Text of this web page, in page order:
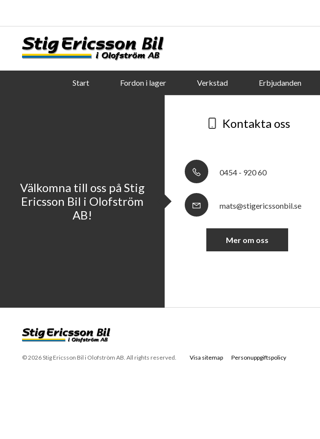
Start Fordon i lager Verkstad Erbjudanden
Välkomna till oss på Stig
Ericsson Bil i Olofström
AB!
Kontakta oss
0454 - 920 60
mats@stigericssonbil.se
Mer om oss
© 2026 Stig Ericsson Bil i Olofström AB. All rights reserved. Visa sitemap Personuppgiftspolicy